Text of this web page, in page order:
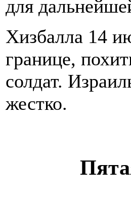
для
Хизбалла 14
границе,
солдат.
жестко.